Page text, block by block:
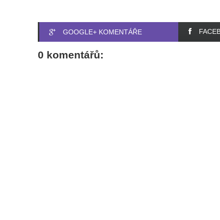
GOOGLE+ KOMENTÁŘE
0 komentářů: